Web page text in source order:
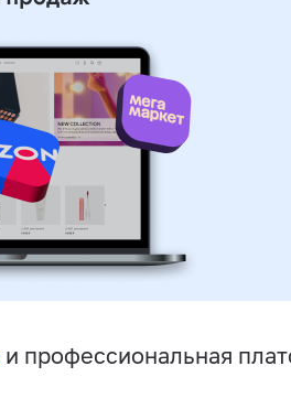
и профессиональная